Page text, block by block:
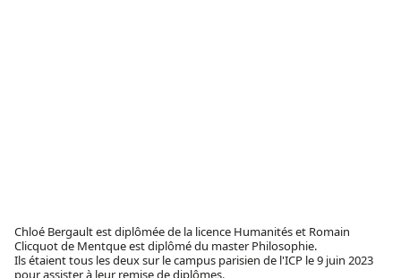
Chloé Bergault est diplômée de la licence Humanités et Romain
Clicquot de Mentque est diplômé du master Philosophie.
Ils étaient tous les deux sur le campus parisien de l'ICP le 9 juin 2023
pour assister à leur remise de diplômes.